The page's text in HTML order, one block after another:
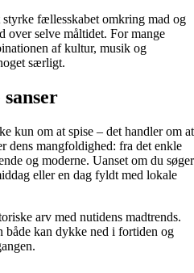
styrke fællesskabet omkring mad og
over selve måltidet. For mange
af kultur, musik og
særligt.
kun om at spise – det handler om at
dens mangfoldighed: fra det enkle
og moderne. Uanset om du søger
eller en dag fyldt med lokale
arv med nutidens madtrends.
både kan dykke ned i fortiden og